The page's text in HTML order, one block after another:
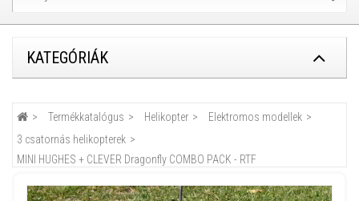
KATEGÓRIÁK
Termékkatalógus Helikopter
Elektromos modellek
3 csatornás helikopterek
MINI HUGHES + CLEVER Dragonfly COMBO PACK - RTF